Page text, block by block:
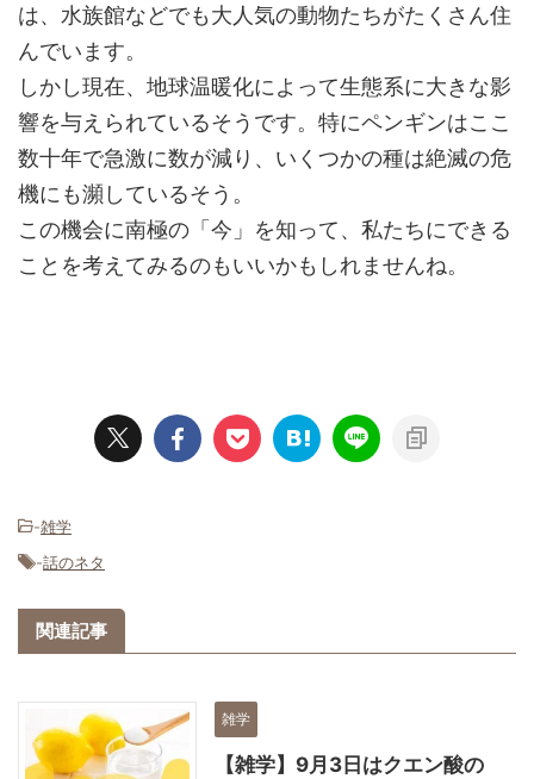
は、水族館などでも大人気の動物たちがたくさん住
んでいます。
しかし現在、地球温暖化によって生態系に大きな影
響を与えられているそうです。特にペンギンはここ
数十年で急激に数が減り、いくつかの種は絶滅の危
機にも瀕しているそう。
この機会に南極の「今」を知って、私たちにできる
ことを考えてみるのもいいかもしれませんね。
-雑学
-話のネタ
関連記事
雑学
【雑学】9月3日はクエン酸の